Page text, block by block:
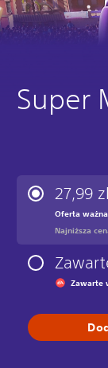
Super
27,99 zl
Oferta ważna
Najniższa
Zawarte